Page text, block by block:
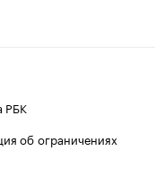
РБК
об ограничениях